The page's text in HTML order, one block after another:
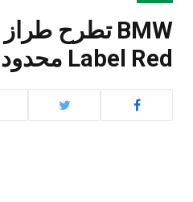
Label Red محدود الإصدار